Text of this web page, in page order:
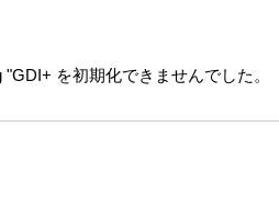
を初期化できませんでした。